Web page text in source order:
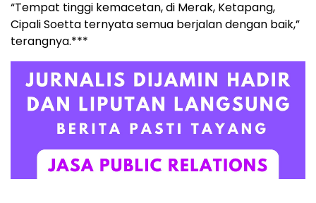
“Tempat tinggi kemacetan, di Merak, Ketapang,
Cipali Soetta ternyata semua berjalan dengan baik,”
terangnya.***